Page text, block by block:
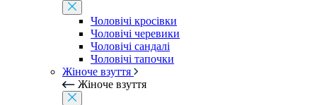
Чоловічі кросівки
Чоловічі черевики
Чоловічі сандалі
Чоловічі тапочки
Жіноче взуття
Жіноче взуття